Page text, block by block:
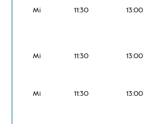
Mi 11:30 13:00
Mi 11:30 13:00
Mi 11:30 13:00